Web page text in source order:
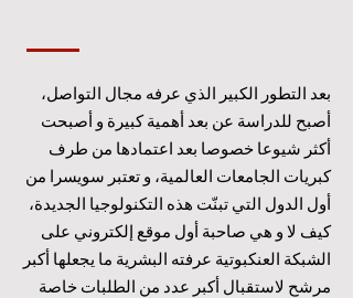
بعد التطور الكبير الذي عرفه مجال التواصل،
أصبح للدراسة عن بعد أهمية كبيرة و أصبحت
أكثر شيوعا خصوصا بعد اعتمادها من طرف
كبريات الجامعات العالمية، و تعتبر سويسرا من
أول الدول التي تبنّت هذه التكنولوجيا الجديدة،
كيف لا و هي صاحبة أول موقع إلكتروني على
الشبكة العنكبوتية عرفته البشرية ما يجعلها أكبر
مرشح لاستقبال أكبر عدد من الطلبات خاصة